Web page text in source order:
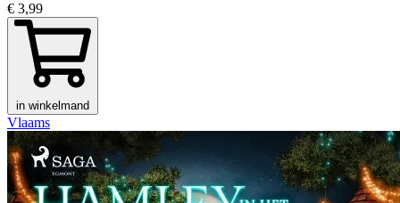
€ 3,99
in winkelmand
Vlaams